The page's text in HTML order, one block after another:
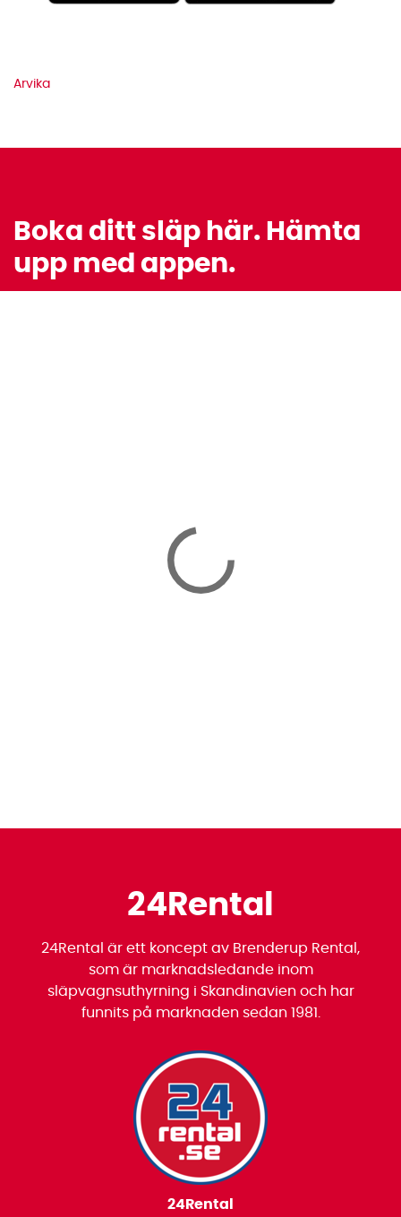
Arvika
Boka ditt släp här. Hämta
upp med appen.
24Rental
24Rental är ett koncept av Brenderup Rental,
som är marknadsledande inom
släpvagnsuthyrning i Skandinavien och har
funnits på marknaden sedan 1981.
24Rental